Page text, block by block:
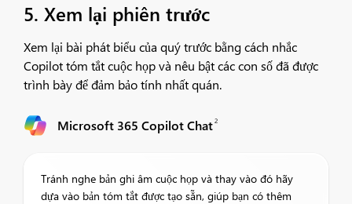
5. Xem lại phiên trước
Xem lại bài phát biểu của quý trước bằng cách nhắc
Copilot tóm tắt cuộc họp và nêu bật các con số đã được
trình bày để đảm bảo tính nhất quán.
Microsoft 365 Copilot Chat2
Tránh nghe bản ghi âm cuộc họp và thay vào đó hãy
dựa vào bản tóm tắt được tạo sẵn, giúp bạn có thêm